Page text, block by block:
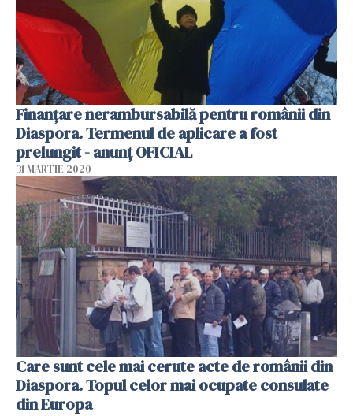
Finanţare nerambursabilă pentru românii din
Diaspora. Termenul de aplicare a fost
prelungit - anunţ OFICIAL
31 MARTIE 2020
Care sunt cele mai cerute acte de românii din
Diaspora. Topul celor mai ocupate consulate
din Europa